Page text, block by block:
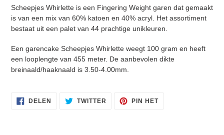
Scheepjes Whirlette is een Fingering Weight garen dat gemaakt
is van een mix van 60% katoen en 40% acryl. Het assortiment
bestaat uit een palet van 44 prachtige unikleuren.
Een garencake Scheepjes Whirlette weegt 100 gram en heeft
een looplengte van 455 meter. De aanbevolen dikte
breinaald/haaknaald is 3.50-4.00mm.
DELEN
DELEN TWITTER TWITTERENPIN HETPINNEN
Inloggen vereist
Meld u aan bij uw account om producten aan uw
verlanglijst toe te voegen en uw eerder opgeslagen
artikelen te bekijken.
Login